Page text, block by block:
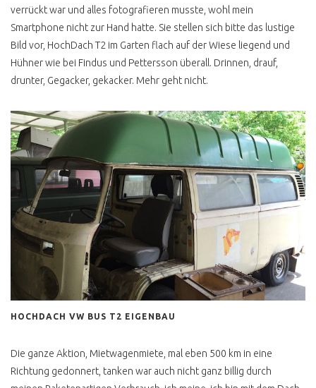
CALIFORNIA BEACH
LOW BUDGET CAMPER
ID BUZZ
BOX
ID BUZZ ODER T1
KAUFEN
VW BUS KAUFEN
TRAUMBUS SELBST
FINDEN
MEIN BUDGET
ONLINE AUKTIONEN
WERTANLAGE VW BUS
verrückt war und alles fotografieren musste, wohl mein
Smartphone nicht zur Hand hatte. Sie stellen sich bitte das lustige
Bild vor, HochDach T2 im Garten flach auf der Wiese liegend und
Hühner wie bei Findus und Pettersson überall. Drinnen, drauf,
drunter, Gegacker, gekacker. Mehr geht nicht.
HOCHDACH VW BUS T2 EIGENBAU
Die ganze Aktion, Mietwagenmiete, mal eben 500 km in eine
Richtung gedonnert, tanken war auch nicht ganz billig durch